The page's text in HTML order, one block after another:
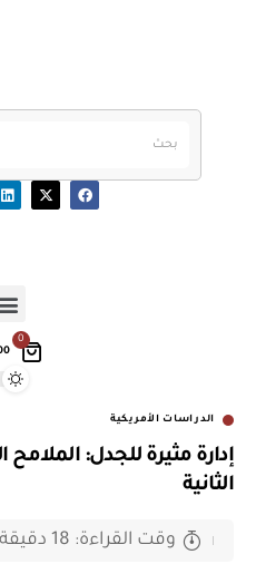
0
الدراسات الأمريكية
إدارة مثيرة للجدل: الملامح
الثانية
وقت القراءة: 18 دقيقة